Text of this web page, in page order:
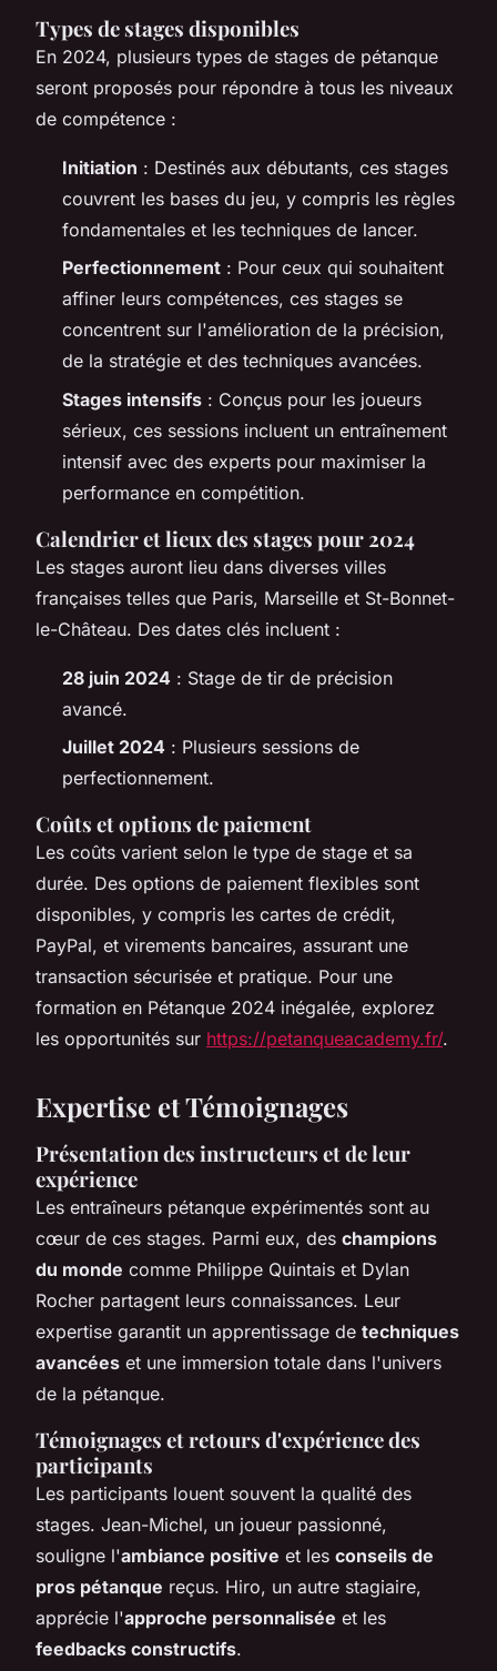
Types de stages disponibles
En 2024, plusieurs types de stages de pétanque
seront proposés pour répondre à tous les niveaux
de compétence :
Initiation : Destinés aux débutants, ces stages
couvrent les bases du jeu, y compris les règles
fondamentales et les techniques de lancer.
Perfectionnement : Pour ceux qui souhaitent
affiner leurs compétences, ces stages se
concentrent sur l'amélioration de la précision,
de la stratégie et des techniques avancées.
Stages intensifs : Conçus pour les joueurs
sérieux, ces sessions incluent un entraînement
intensif avec des experts pour maximiser la
performance en compétition.
Calendrier et lieux des stages pour 2024
Les stages auront lieu dans diverses villes
françaises telles que Paris, Marseille et St-Bonnet-
le-Château. Des dates clés incluent :
28 juin 2024 : Stage de tir de précision
avancé.
Juillet 2024 : Plusieurs sessions de
perfectionnement.
Coûts et options de paiement
Les coûts varient selon le type de stage et sa
durée. Des options de paiement flexibles sont
disponibles, y compris les cartes de crédit,
PayPal, et virements bancaires, assurant une
transaction sécurisée et pratique. Pour une
formation en Pétanque 2024 inégalée, explorez
les opportunités sur https://petanqueacademy.fr/.
Expertise et Témoignages
Présentation des instructeurs et de leur
expérience
Les entraîneurs pétanque expérimentés sont au
cœur de ces stages. Parmi eux, des champions
du monde comme Philippe Quintais et Dylan
Rocher partagent leurs connaissances. Leur
expertise garantit un apprentissage de techniques
avancées et une immersion totale dans l'univers
de la pétanque.
Témoignages et retours d'expérience des
participants
Les participants louent souvent la qualité des
stages. Jean-Michel, un joueur passionné,
souligne l'ambiance positive et les conseils de
pros pétanque reçus. Hiro, un autre stagiaire,
apprécie l'approche personnalisée et les
feedbacks constructifs.